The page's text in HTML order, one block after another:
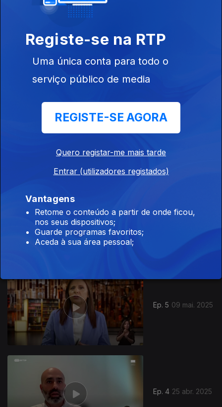
Ep. 8
Ep. 7 06 jun. 2025
23 mai. 2025
Ep. 5 09 mai. 2025
Ep. 4 25 abr. 2025
Registe-se na RTP
Uma única conta para todo o
serviço público de media
REGISTE-SE AGORA
Quero registar-me mais tarde
Entrar (utilizadores registados)
Vantagens
Retome o conteúdo a partir de onde ficou,
nos seus dispositivos;
Guarde programas favoritos;
Aceda à sua área pessoal;